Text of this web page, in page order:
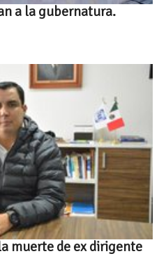
a la gubernatura.
muerte de ex dirigente